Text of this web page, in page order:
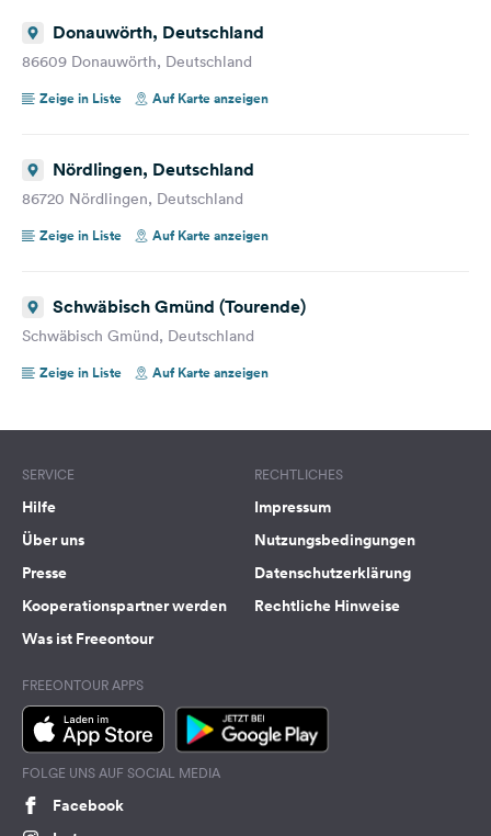
Donauwörth, Deutschland
86609 Donauwörth, Deutschland
Zeige in Liste
Auf Karte anzeigen
Nördlingen, Deutschland
86720 Nördlingen, Deutschland
Zeige in Liste
Auf Karte anzeigen
Schwäbisch Gmünd (Tourende)
Schwäbisch Gmünd, Deutschland
Zeige in Liste
Auf Karte anzeigen
SERVICE
Hilfe
Über uns
Presse
Kooperationspartner werden
Was ist Freeontour
RECHTLICHES
Impressum
Nutzungsbedingungen
Datenschutzerklärung
Rechtliche Hinweise
FREEONTOUR APPS
FOLGE UNS AUF SOCIAL MEDIA
Facebook